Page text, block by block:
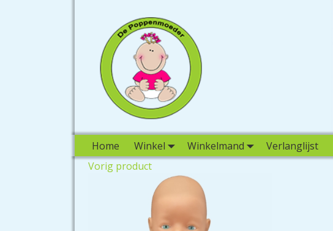
Home Winkel Winkelmand Verlanglijst
Vorig product